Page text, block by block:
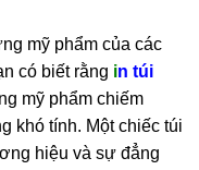
mỹ phẩm của các
có biết rằng in túi
mỹ phẩm chiếm
khó tính. Một chiếc túi
hiệu và sự đẳng